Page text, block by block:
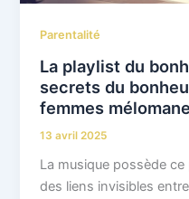
Parentalité
La playlist du
secrets du
femmes
13 avril 2025
La musique possède
des liens invisibles